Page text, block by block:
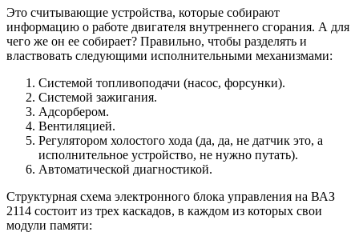
Это считывающие устройства, которые собирают
информацию о работе двигателя внутреннего сгорания. А для
чего же он ее собирает? Правильно, чтобы разделять и
властвовать следующими исполнительными механизмами:
Системой топливоподачи (насос, форсунки).
Системой зажигания.
Адсорбером.
Вентиляцией.
Регулятором холостого хода (да, да, не датчик это, а
исполнительное устройство, не нужно путать).
Автоматической диагностикой.
Структурная схема электронного блока управления на ВАЗ
2114 состоит из трех каскадов, в каждом из которых свои
модули памяти: